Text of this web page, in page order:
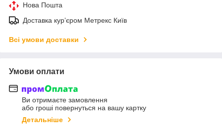
Нова Пошта
Доставка курʼєром Метрекс Київ
Всі умови доставки
Умови оплати
Ви отримаєте замовлення
або гроші повернуться на вашу картку
Детальніше